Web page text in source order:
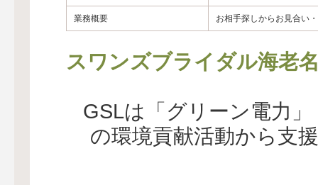
業務概要 お相手探しからお見合い
スワンズブライダル海老
GSLは「グリーン電力
の環境貢献活動から支